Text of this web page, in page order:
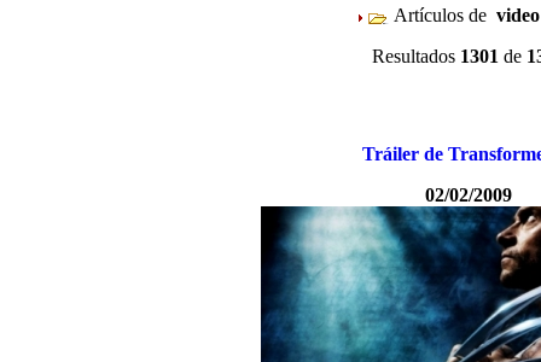
Artículos de
Resultados 1301 de
Tráiler de
02/02/2009